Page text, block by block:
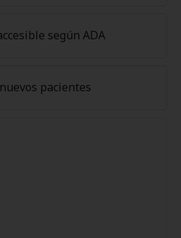
según ADA
pacientes